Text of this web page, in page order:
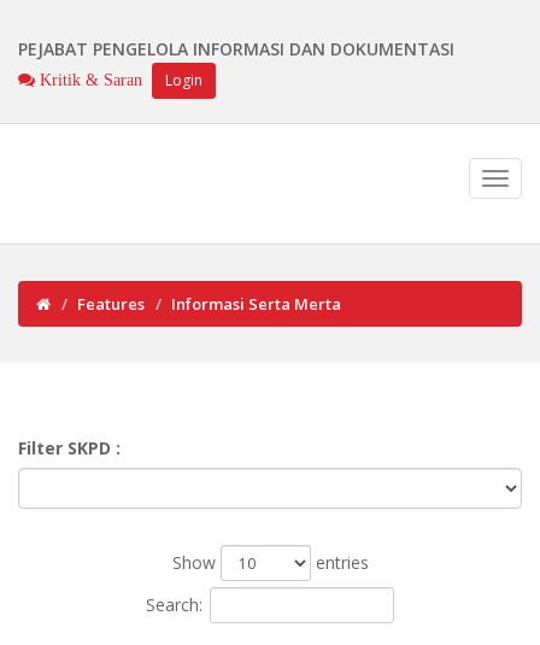
PEJABAT PENGELOLA INFORMASI DAN DOKUMENTASI
Kritik & Saran Login
Features Informasi Serta Merta
Filter SKPD :
Show
entries
Search: